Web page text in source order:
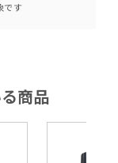
です
商品